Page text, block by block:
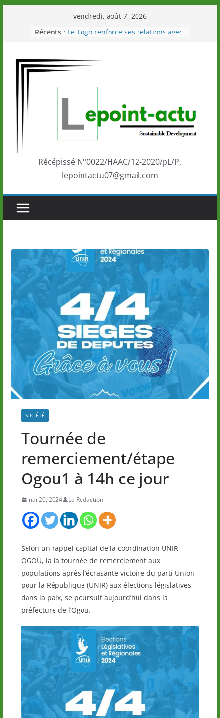
vendredi, août 7, 2026
Récents : Le Togo renforce ses relations avec
Éléphants en Côte d’Ivoire
LOTO DETENTE”, un nouveau tirage
marque de confiance au Togo sur
la scène internationale au-delà des
performances de ses athlètes
Togo: Que retenir de la politique
éducation et de l’ambition de
Récépissé N°0022/HAAC/12-2020/pL/P,
lepointactu07@gmail.com
SOCIÉTÉ
Tournée de
remerciement/étape
Ogou1 à 14h ce jour
mai 20, 2024 La Redaction
Selon un rappel capital de la coordination UNIR-
OGOU, la la tournée de remerciement aux
populations après l’écrasante victoire du parti Union
pour la République (UNIR) aux élections législatives,
dans la paix, se poursuit aujourd’hui dans la
préfecture de l’Ogou.